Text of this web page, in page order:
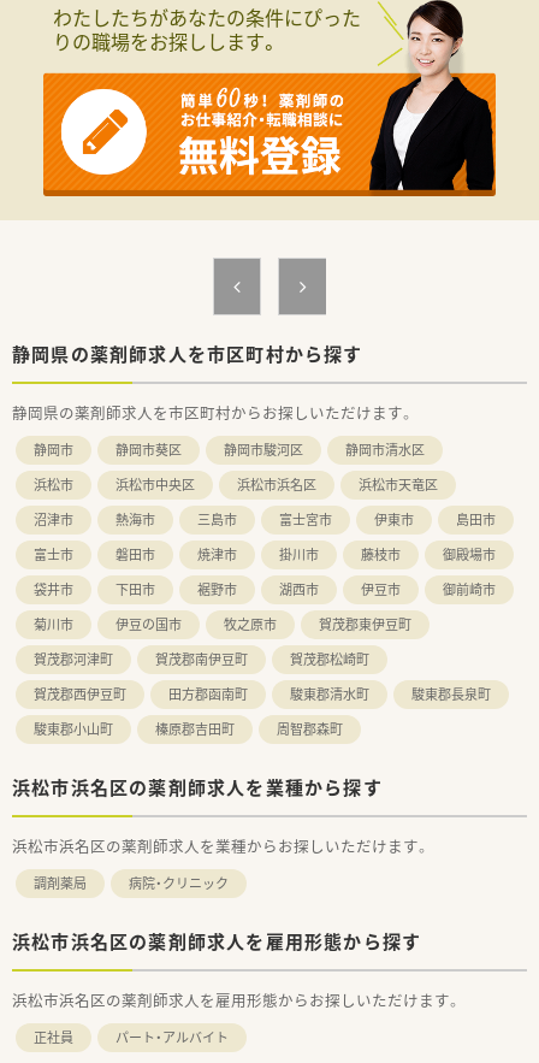
わたしたちがあなたの条件にぴった
りの職場をお探しします。
静岡県の薬剤師求人を市区町村から探す
静岡県の薬剤師求人を市区町村からお探しいただけます。
静岡市 静岡市葵区 静岡市駿河区
静岡市清水区
浜松市
浜松市中央区 浜松市浜名区
浜松市天竜区
沼津市
熱海市 三島市 富士宮市 伊東市
島田市
富士市
磐田市 焼津市 掛川市 藤枝市
御殿場市
袋井市
下田市 裾野市 湖西市 伊豆市
御前崎市
菊川市
伊豆の国市 牧之原市
賀茂郡東伊豆町
賀茂郡河津町
賀茂郡南伊豆町
賀茂郡松崎町
賀茂郡西伊豆町
田方郡函南町 駿東郡清水町
駿東郡長泉町
駿東郡小山町
榛原郡吉田町 周智郡森町
浜松市浜名区の薬剤師求人を業種から探す
浜松市浜名区の薬剤師求人を業種からお探しいただけます。
調剤薬局 病院・クリニック
浜松市浜名区の薬剤師求人を雇用形態から探す
浜松市浜名区の薬剤師求人を雇用形態からお探しいただけます。
正社員 パート・アルバイト